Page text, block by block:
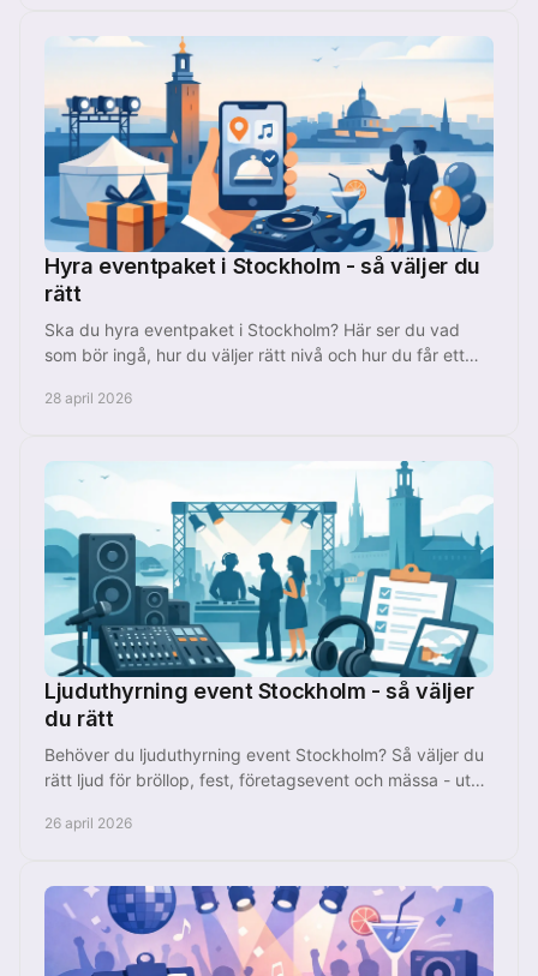
Hyra eventpaket i Stockholm - så väljer du
rätt
Ska du hyra eventpaket i Stockholm? Här ser du vad
som bör ingå, hur du väljer rätt nivå och hur du får ett
28 april 2026
Ljuduthyrning event Stockholm - så väljer
du rätt
Behöver du ljuduthyrning event Stockholm? Så väljer du
rätt ljud för bröllop, fest, företagsevent och mässa - utan
26 april 2026